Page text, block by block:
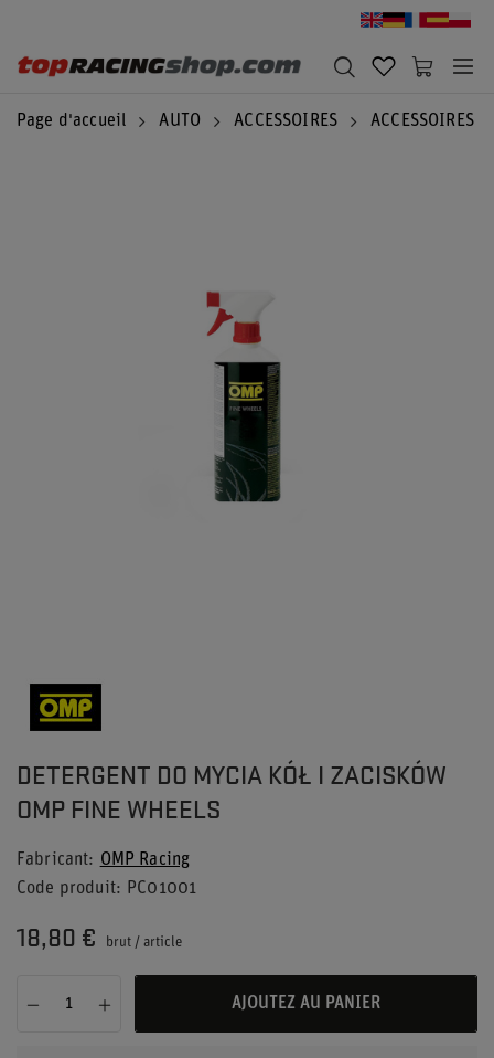
Page d'accueil AUTO ACCESSOIRES ACCESSOIRES
DETERGENT DO MYCIA KÓŁ I ZACISKÓW
OMP FINE WHEELS
Fabricant
OMP Racing
Code produit
PC01001
18,80 € brut / article
AJOUTEZ AU PANIER